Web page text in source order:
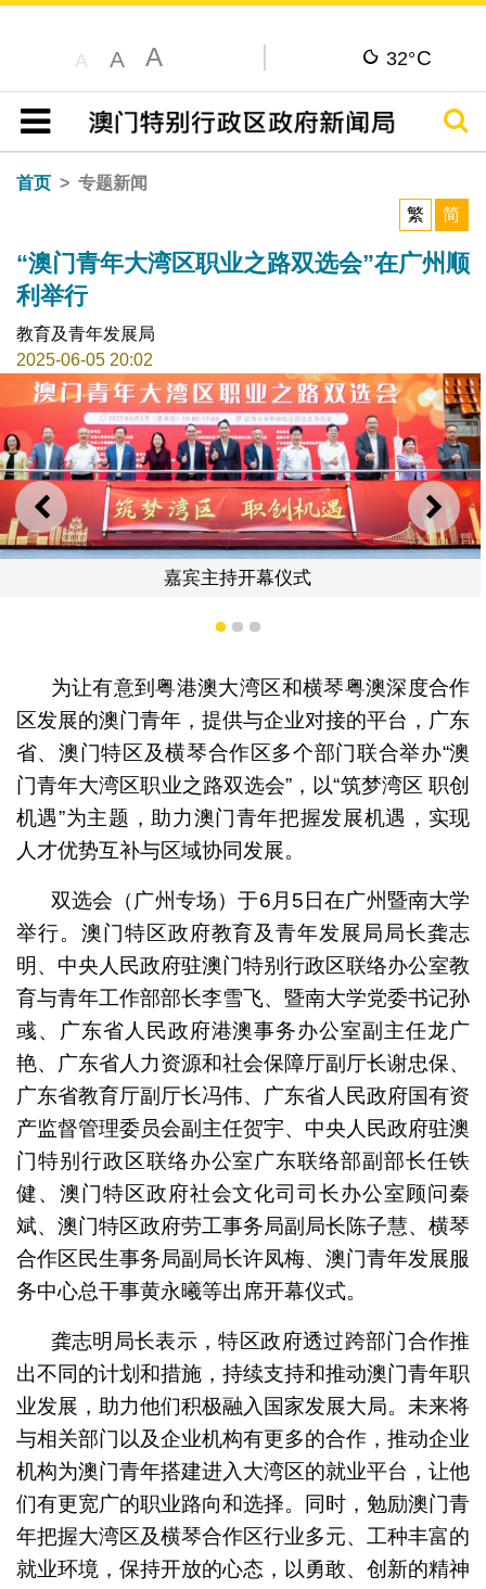
A A A 32°C
目录
搜寻
首页
专题新闻
繁
简
“澳门青年大湾区职业之路双选会”在广州顺
利举行
教育及青年发展局
2025-06-05 20:02
上一则 下一
澳门青年积极
1 2 3
为让有意到粤港澳大湾区和横琴粤澳深度合作
区发展的澳门青年，提供与企业对接的平台，广东
省、澳门特区及横琴合作区多个部门联合举办“澳
门青年大湾区职业之路双选会”，以“筑梦湾区 职创
机遇”为主题，助力澳门青年把握发展机遇，实现
人才优势互补与区域协同发展。
双选会（广州专场）于6月5日在广州暨南大学
举行。澳门特区政府教育及青年发展局局长龚志
明、中央人民政府驻澳门特别行政区联络办公室教
育与青年工作部部长李雪飞、暨南大学党委书记孙
彧、广东省人民政府港澳事务办公室副主任龙广
艳、广东省人力资源和社会保障厅副厅长谢忠保、
广东省教育厅副厅长冯伟、广东省人民政府国有资
产监督管理委员会副主任贺宇、中央人民政府驻澳
门特别行政区联络办公室广东联络部副部长任铁
健、澳门特区政府社会文化司司长办公室顾问秦
斌、澳门特区政府劳工事务局副局长陈子慧、横琴
合作区民生事务局副局长许凤梅、澳门青年发展服
务中心总干事黄永曦等出席开幕仪式。
龚志明局长表示，特区政府透过跨部门合作推
出不同的计划和措施，持续支持和推动澳门青年职
业发展，助力他们积极融入国家发展大局。未来将
与相关部门以及企业机构有更多的合作，推动企业
机构为澳门青年搭建进入大湾区的就业平台，让他
们有更宽广的职业路向和选择。同时，勉励澳门青
年把握大湾区及横琴合作区行业多元、工种丰富的
就业环境，保持开放的心态，以勇敢、创新的精神